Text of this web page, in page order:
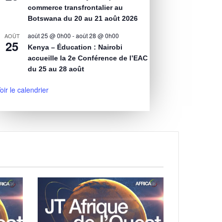
commerce transfrontalier au
Botswana du 20 au 21 août 2026
AOÛT
25
août 25 @ 0h00 -août 28 @ 0h00
Kenya – Éducation : Nairobi
accueille la 2e Conférence de l’EAC
du 25 au 28 août
le calendrier